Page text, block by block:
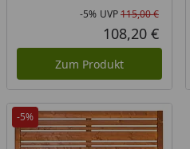
-5% UVP115,00 €
108,20 €
Zum Produkt
-5%